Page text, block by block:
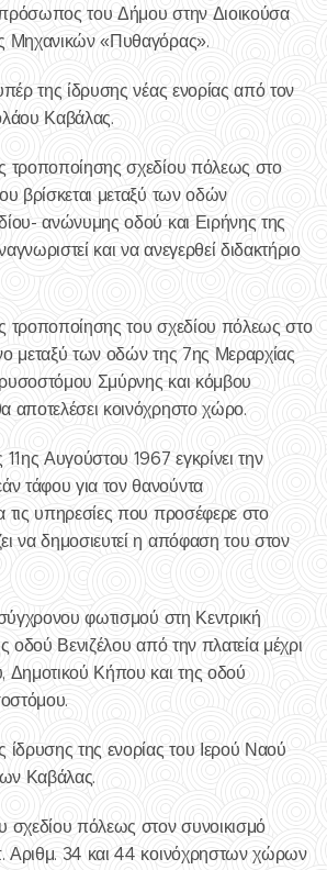
του Δήμου στην Διοικούσα
Μηχανικών «Πυθαγόρας».
της ίδρυσης νέας ενορίας από τον
Καβάλας.
τροποποίησης σχεδίου πόλεως στο
βρίσκεται μεταξύ των οδών
ανώνυμης οδού και Ειρήνης της
και να ανεγερθεί διδακτήριο
τροποποίησης του σχεδίου πόλεως στο
μεταξύ των οδών της 7ης Μεραρχίας
Σμύρνης και κόμβου
αποτελέσει κοινόχρηστο χώρο.
Αυγούστου 1967 εγκρίνει την
τάφου για τον θανούντα
τις υπηρεσίες που προσέφερε στο
να δημοσιευτεί η απόφαση του στον
φωτισμού στη Κεντρική
οδού Βενιζέλου από την πλατεία μέχρι
Δημοτικού Κήπου και της οδού
ίδρυσης της ενορίας του Ιερού Ναού
Καβάλας.
σχεδίου πόλεως στον συνοικισμό
34 και 44 κοινόχρηστων χώρων